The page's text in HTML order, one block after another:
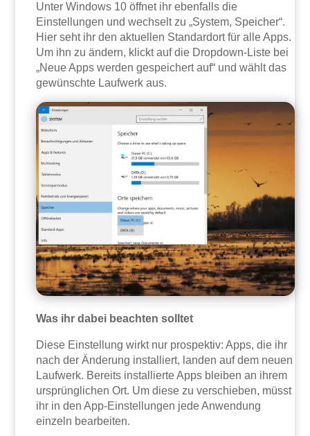
Unter Windows 10 öffnet ihr ebenfalls die
Einstellungen und wechselt zu „System, Speicher“.
Hier seht ihr den aktuellen Standardort für alle Apps.
Um ihn zu ändern, klickt auf die Dropdown-Liste bei
„Neue Apps werden gespeichert auf“ und wählt das
gewünschte Laufwerk aus.
Was ihr dabei beachten solltet
Diese Einstellung wirkt nur prospektiv: Apps, die ihr
nach der Änderung installiert, landen auf dem neuen
Laufwerk. Bereits installierte Apps bleiben an ihrem
ursprünglichen Ort. Um diese zu verschieben, müsst
ihr in den App-Einstellungen jede Anwendung
einzeln bearbeiten.